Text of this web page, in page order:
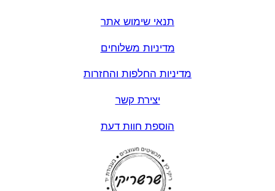
תנאי שימוש אתר
מדיניות משלוחים
מדיניות החלפות והחזרות
יצירת קשר
הוספת חוות דעת